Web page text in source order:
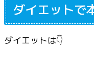
ダイエットで
ダイエットは👇